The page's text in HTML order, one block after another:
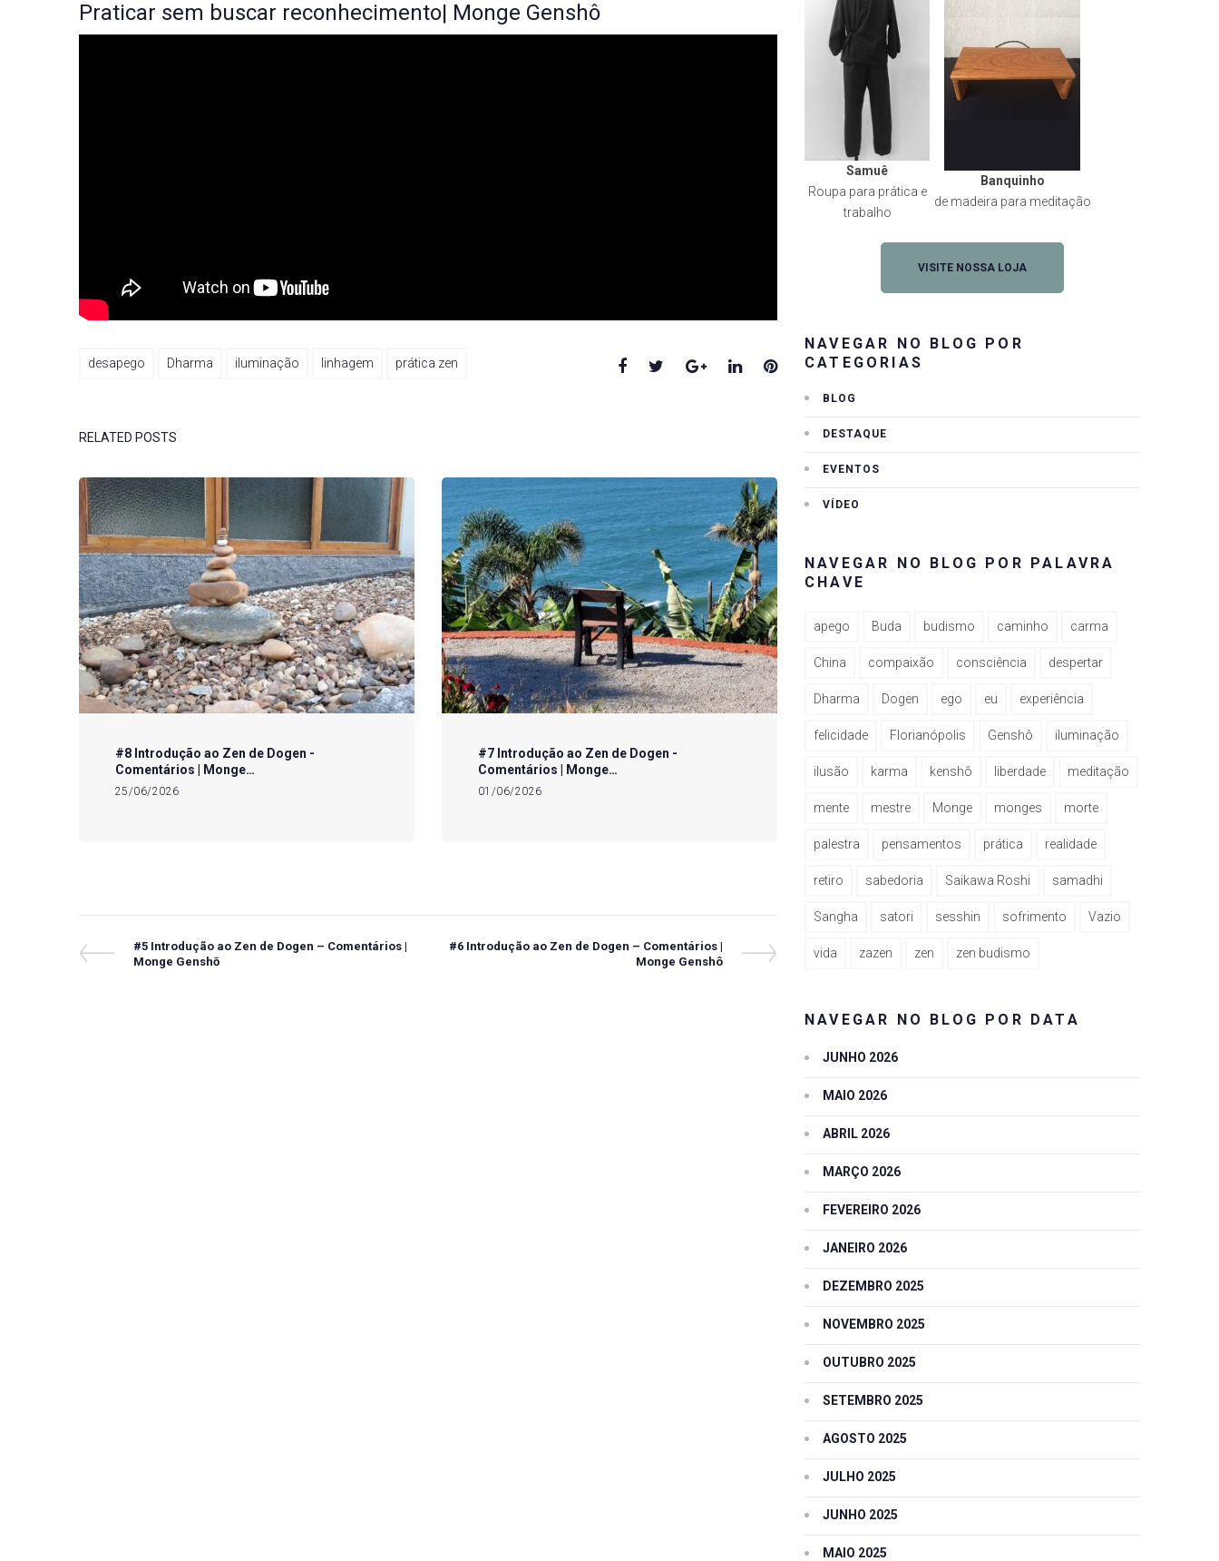
Praticar sem buscar reconhecimento| Monge Genshô
desapego Dharma iluminação linhagem prática zen Facebook
TwitterGoogle+LinkedInPinterest
RELATED POSTS
#8 Introdução ao Zen de Dogen -
Comentários | Monge…
25/06/2026
#7 Introdução ao Zen de Dogen -
Comentários | Monge…
01/06/2026
Navegação
Previous
Post
#5 Introdução ao Zen de Dogen – Comentários |
Monge Genshō
Next
#6 Introdução ao Zen de Dogen – Comentários |
Monge Genshô
Samuê
Roupa para prática e
trabalho
Banquinho
de madeira para meditação
VISITE NOSSA LOJA
NAVEGAR NO BLOG POR
CATEGORIAS
BLOG
DESTAQUE
EVENTOS
VÍDEO
NAVEGAR NO BLOG POR PALAVRA
CHAVE
apego Buda budismo caminho carma
China compaixão consciência despertar
Dharma Dogen ego eu experiência
felicidade Florianópolis Genshô iluminação
ilusão karma kenshô liberdade meditação
mente mestre Monge monges morte
palestra pensamentos prática realidade
retiro sabedoria Saikawa Roshi samadhi
Sangha satori sesshin sofrimento Vazio
vida zazen zen zen budismo
NAVEGAR NO BLOG POR DATA
JUNHO 2026
MAIO 2026
ABRIL 2026
MARÇO 2026
FEVEREIRO 2026
JANEIRO 2026
DEZEMBRO 2025
NOVEMBRO 2025
OUTUBRO 2025
SETEMBRO 2025
AGOSTO 2025
JULHO 2025
JUNHO 2025
MAIO 2025